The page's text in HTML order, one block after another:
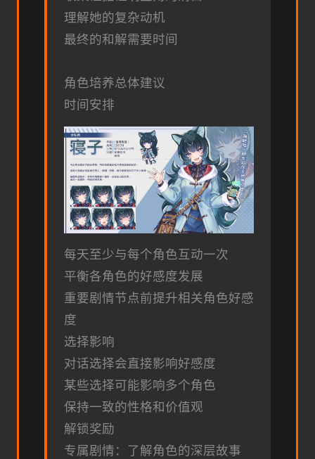
理解她的复杂动机
最终的和解需要时间
角色培养总体建议
时间安排
每天至少与每个角色互动一次
平衡各角色的好感度发展
重要剧情节点前提升相关角色好感
度
选择影响
对话选择会直接影响好感度
某些选择可能影响多个角色
保持一致的性格和价值观
解锁奖励
专属剧情：了解角色的深层故事